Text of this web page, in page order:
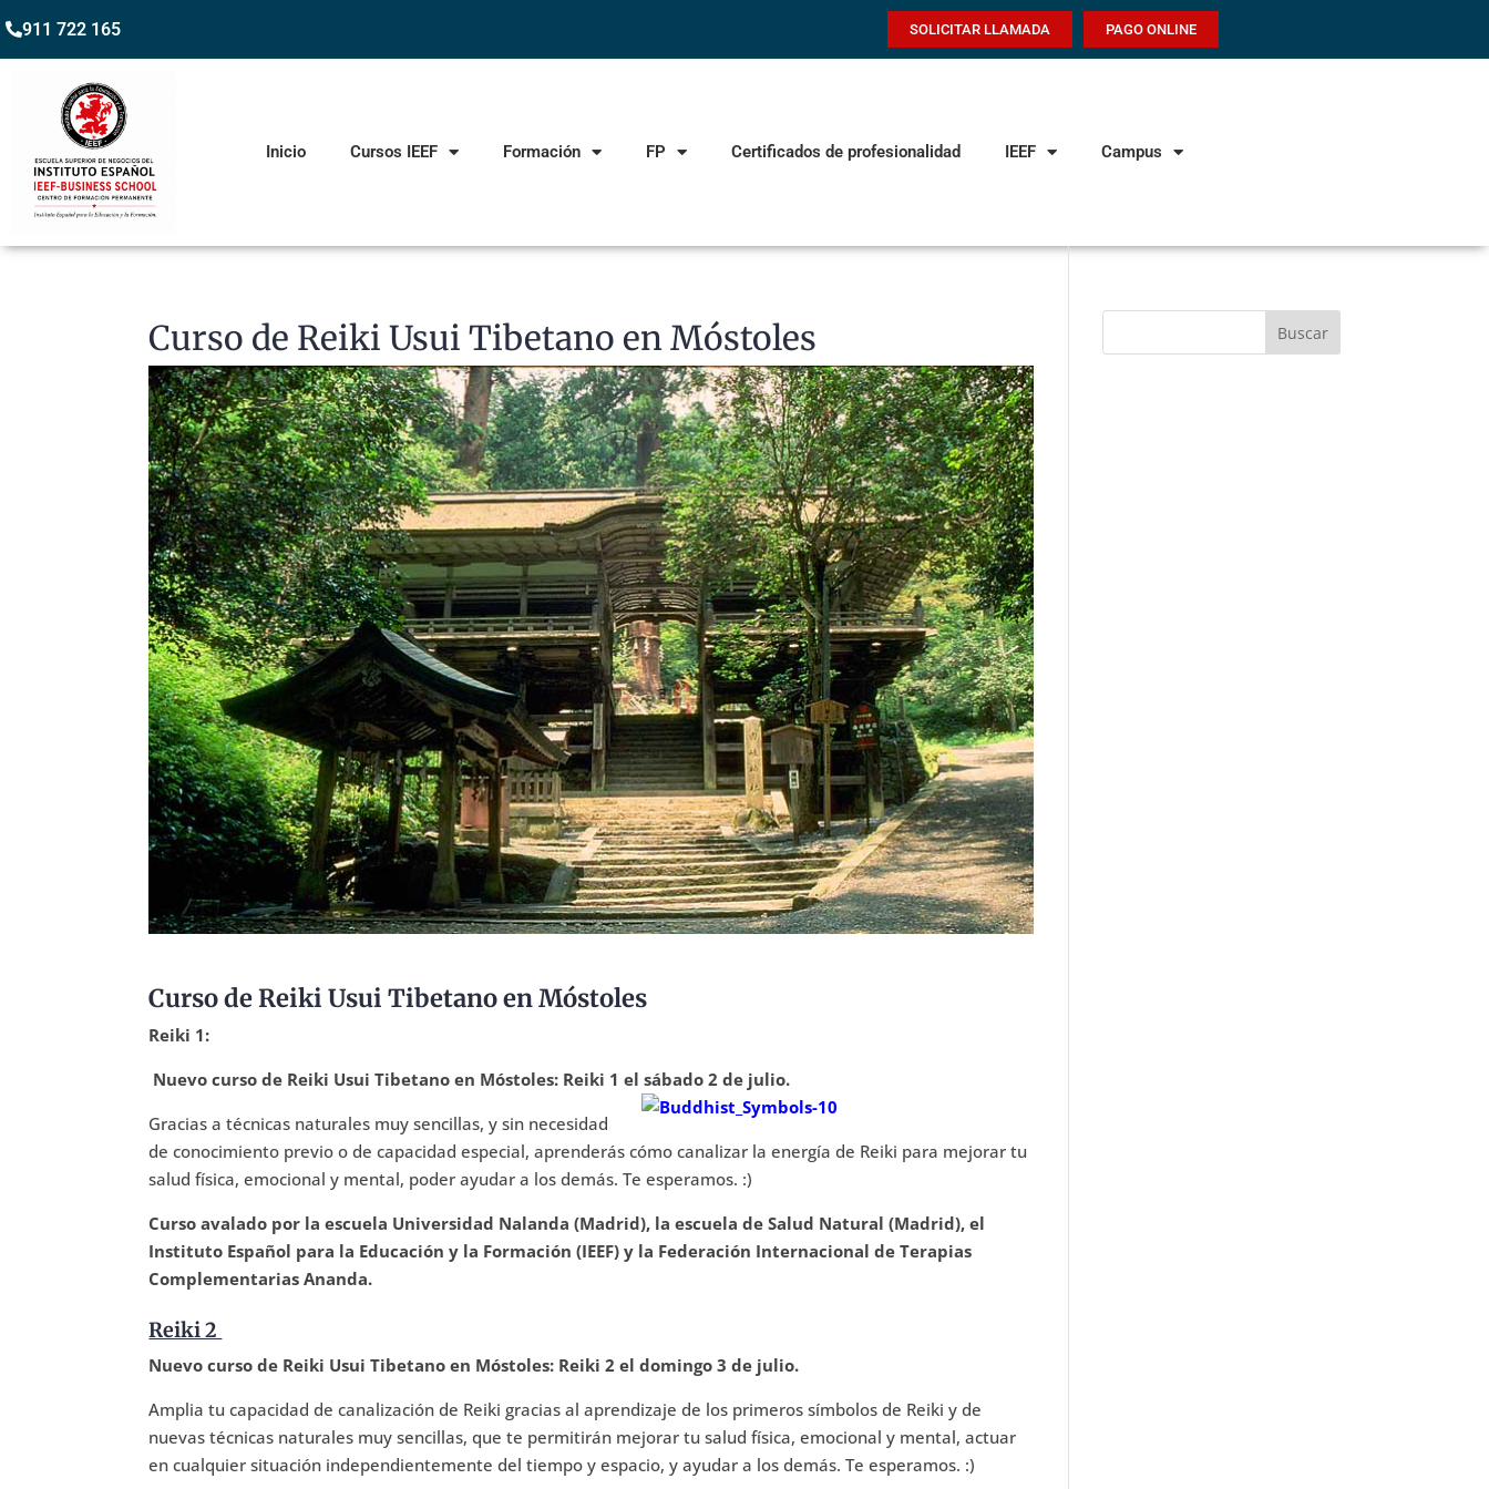
911 722 165 SOLICITAR LLAMADA PAGO ONLINE
Inicio Cursos IEEF Formación FP Certificados de profesionalidad IEEF Campus
Curso de Reiki Usui Tibetano en Móstoles
Curso de Reiki Usui Tibetano en Móstoles
Reiki 1:
Nuevo curso de Reiki Usui Tibetano en Móstoles: Reiki 1 el sábado 2 de julio.
Gracias a técnicas naturales muy sencillas, y sin necesidad
de conocimiento previo o de capacidad especial, aprenderás cómo canalizar la energía de Reiki para mejorar tu
salud física, emocional y mental, poder ayudar a los demás. Te esperamos. :)
Curso avalado por la escuela Universidad Nalanda (Madrid), la escuela de Salud Natural (Madrid), el
Instituto Español para la Educación y la Formación (IEEF) y la Federación Internacional de Terapias
Complementarias Ananda.
Reiki 2
Nuevo curso de Reiki Usui Tibetano en Móstoles: Reiki 2 el domingo 3 de julio.
Amplia tu capacidad de canalización de Reiki gracias al aprendizaje de los primeros símbolos de Reiki y de
nuevas técnicas naturales muy sencillas, que te permitirán mejorar tu salud física, emocional y mental, actuar
en cualquier situación independientemente del tiempo y espacio, y ayudar a los demás. Te esperamos. :)